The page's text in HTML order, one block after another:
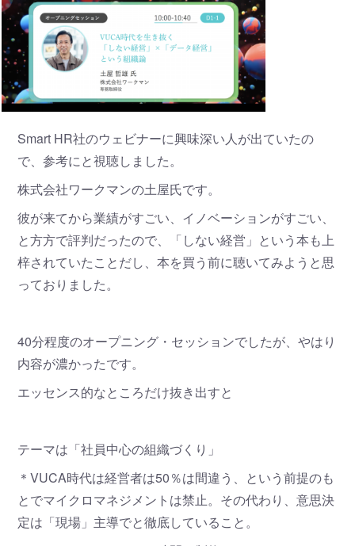
Smart HR社のウェビナーに興味深い人が出ていたの
で、参考にと視聴しました。
株式会社ワークマンの土屋氏です。
彼が来てから業績がすごい、イノベーションがすごい、
と方方で評判だったので、「しない経営」という本も上
梓されていたことだし、本を買う前に聴いてみようと思
っておりました。
40分程度のオープニング・セッションでしたが、やはり
内容が濃かったです。
エッセンス的なところだけ抜き出すと
テーマは「社員中心の組織づくり」
＊VUCA時代は経営者は50％は間違う、という前提のも
とでマイクロマネジメントは禁止。その代わり、意思決
定は「現場」主導でと徹底していること。